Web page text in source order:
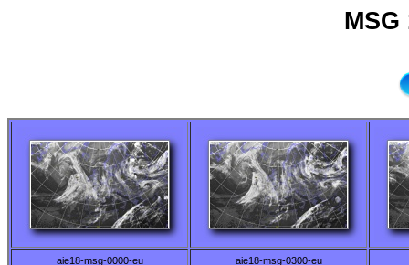
MSG
aie18-msg-0000-eu aie18-msg-0300-eu